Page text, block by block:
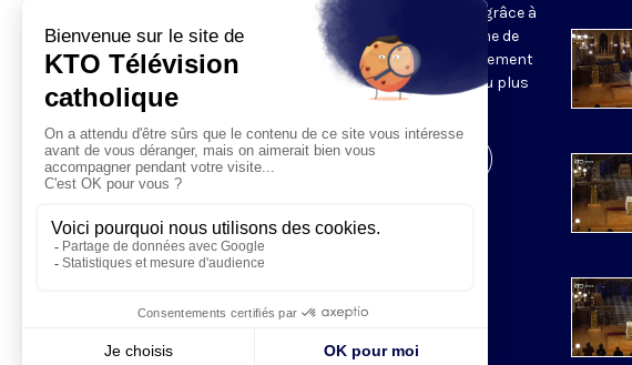
les vêpres en direct de Saint-Germain grâce à
une technologie innovante : un système de
captation multicaméra en direct totalement
automatisé, qui offre une réalisation au plus
près de la célébration.
Visiter la page de l'émission